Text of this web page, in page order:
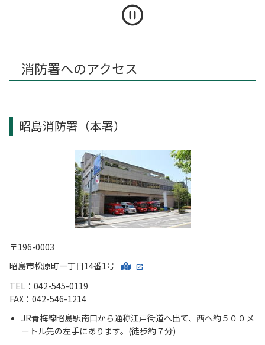
消防署へのアクセス
昭島消防署（本署）
〒196-0003
昭島市松原町一丁目14番1号
TEL：042-545-0119
FAX：042-546-1214
JR青梅線昭島駅南口から通称江戸街道へ出て、西へ約５００メ
ートル先の左手にあります。(徒歩約７分)